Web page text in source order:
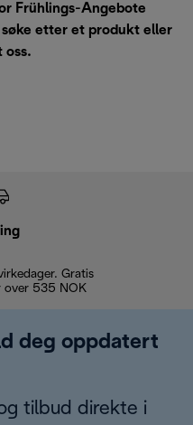
Frühlings-Angebote
etter et produkt eller
oss.
Gratis
over 535 NOK
deg oppdatert
tilbud direkte i